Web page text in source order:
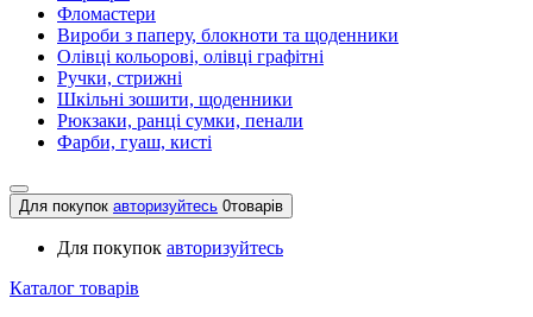
Фломастери
Вироби з паперу, блокноти та щоденники
Олівці кольорові, олівці графітні
Ручки, стрижні
Шкільні зошити, щоденники
Рюкзаки, ранці сумки, пенали
Фарби, гуаш, кисті
Для покупок авторизуйтесь 0товарів
Для покупок авторизуйтесь
Каталог товарів